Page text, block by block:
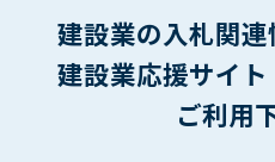
建設業の入札関
建設業応援サイト
ご利用
1. 本規約は、管理者が会員に
発行した時点より効力を生じ